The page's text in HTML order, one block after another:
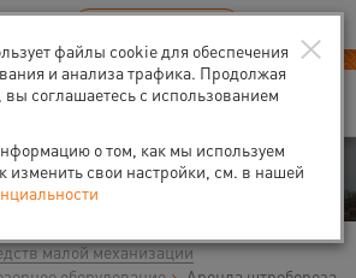
офисов RU EN
малой механизации
×
файлы cookie для обеспечения
и анализа трафика. Продолжая
вы соглашаетесь с использованием
о том, как мы используем
изменить свои настройки, см. в нашей